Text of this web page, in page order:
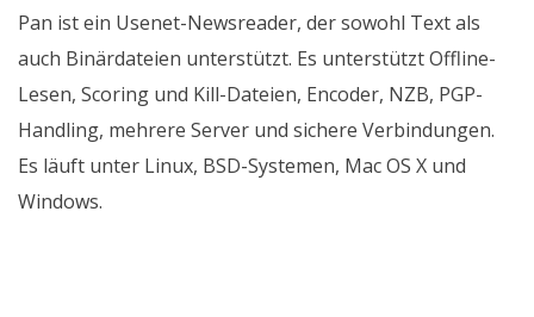
Pan ist ein Usenet-Newsreader, der sowohl Text als
auch Binärdateien unterstützt. Es unterstützt Offline-
Lesen, Scoring und Kill-Dateien, Encoder, NZB, PGP-
Handling, mehrere Server und sichere Verbindungen.
Es läuft unter Linux, BSD-Systemen, Mac OS X und
Windows.